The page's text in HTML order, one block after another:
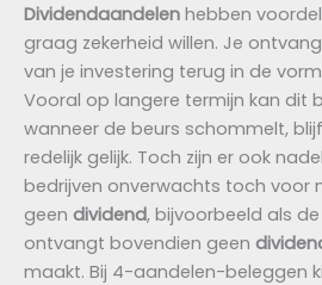
Dividendaandelen hebben
graag zekerheid willen. Je
van je investering terug in de
Vooral op langere termijn kan dit
wanneer de beurs schommelt,
redelijk gelijk. Toch zijn er ook
bedrijven onverwachts toch voor
geen dividend, bijvoorbeeld als
ontvangt bovendien geen
maakt. Bij 4-aandelen-beleggen